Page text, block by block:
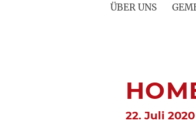
ÜBER UNS
22. Juli